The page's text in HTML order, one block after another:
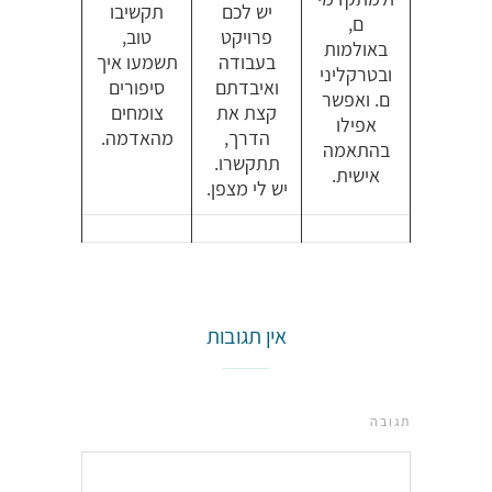
ם,
באולמות
ובטרקליני
ם. ואפשר
אפילו
בהתאמה
אישית.
יש לכם
פרויקט
בעבודה
ואיבדתם
קצת את
הדרך,
תתקשרו.
יש לי מצפן.
תקשיבו
טוב,
תשמעו איך
סיפורים
צומחים
מהאדמה.
אין תגובות
תגובה